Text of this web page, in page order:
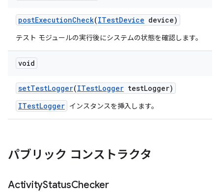
postExecutionCheck(ITestDevice device)
テスト モジュールの実行後にシステムの状態を確認します。
void
setTestLogger(ITestLogger testLogger)
ITestLogger インスタンスを挿入します。
パブリック コンストラクタ
ActivityStatusChecker